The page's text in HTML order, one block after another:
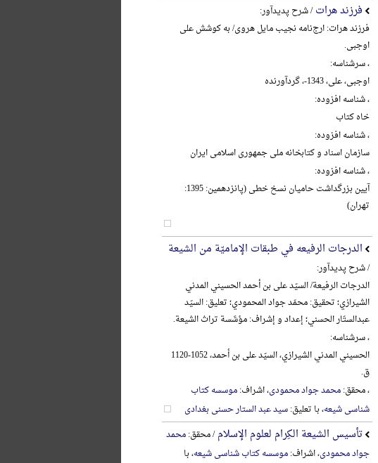
فرزند هرات/ شرح پدیدآور:
فرزند هرات: ارج‌نامه نجیب مایل هروی/ به کوشش علی
اوجبی.
، سرشناسه:
اوجبی، علی، 1343-، گردآورنده
، شناسه افزوده:
خاه کتاب
، شناسه افزوده:
سازمان اسناد و کتابخانه ملی جمهوری اسلامی ایران
، شناسه افزوده:
آیین بزرگداشت حامیان نسخ خطی (پانزدهمین: 1395:
تهران)
الدرجات الرفیعه في طبقات الإمامیّة من الشیعة
/ شرح پدیدآور:
الدرجات الرفیعة/ السیّد علی بن أحمد الحسیني المدني
الشیرازي؛ تحقیق: محمّد جواد المحمودي؛ تعلیق: السیّد
عبدالستّار الحسني؛ إعداد و إشراف: مؤسَّسة تراث الشیعة.
، سرشناسه:
الحسیني المدني الشیرازي، السیّد علی بن أحمد، 1052-1120
ق.
، محقق:محمد جواد محمودی، اشراف:موسسه کتاب
شناسی شیعه، با تعلیق:سید عبد الستار حسنی بغدادی
تأسیس الشیعة الکِرام لعلوم الإسلام/ محقق:محمد
جواد محمودی، اشراف:موسسه کتاب شناسی شیعه، با